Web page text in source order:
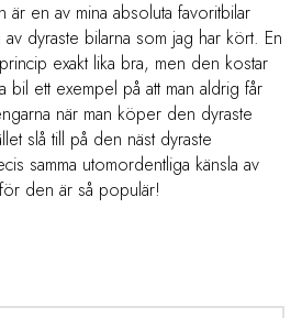
är en av mina absoluta favoritbilar
dyraste bilarna som jag har kört. En
exakt lika bra, men den kostar
bil ett exempel på att man aldrig får
när man köper den dyraste
slå till på den näst dyraste
samma utomordentliga känsla av
den är så populär!